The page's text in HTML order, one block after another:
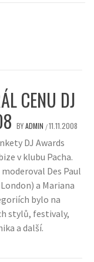
CENU DJ
BYADMIN /11.11.2008
DJ Awards
v klubu Pacha.
Des Paul
a Mariana
bylo na
stylů, festivaly,
a další.